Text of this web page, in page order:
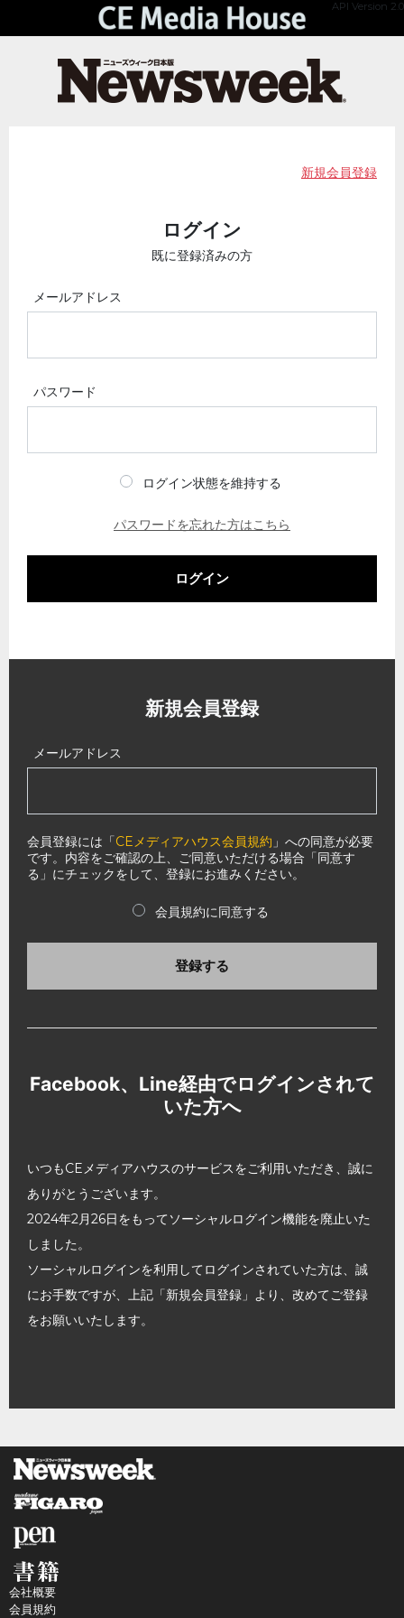
API Version 2.0
新規会員登録
ログイン
既に登録済みの方
メールアドレス
パスワード
ログイン状態を維持する
パスワードを忘れた方はこちら
ログイン
新規会員登録
メールアドレス
会員登録には「CEメディアハウス会員規約 」への同意が必要
です。内容をご確認の上、ご同意いただける場合「同意す
る」にチェックをして、登録にお進みください。
会員規約に同意する
登録する
Facebook、Line経由でログインされて
いた方へ
いつもCEメディアハウスのサービスをご利用いただき、誠に
ありがとうございます。
2024年2月26日をもってソーシャルログイン機能を廃止いた
しました。
ソーシャルログインを利用してログインされていた方は、誠
にお手数ですが、上記「新規会員登録」より、改めてご登録
をお願いいたします。
会社概要
会員規約